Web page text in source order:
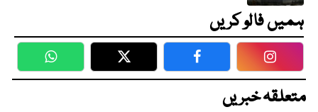
ہمیں فالو کریں
WhatsApp Twitter Facebook
متعلقہ خبریں